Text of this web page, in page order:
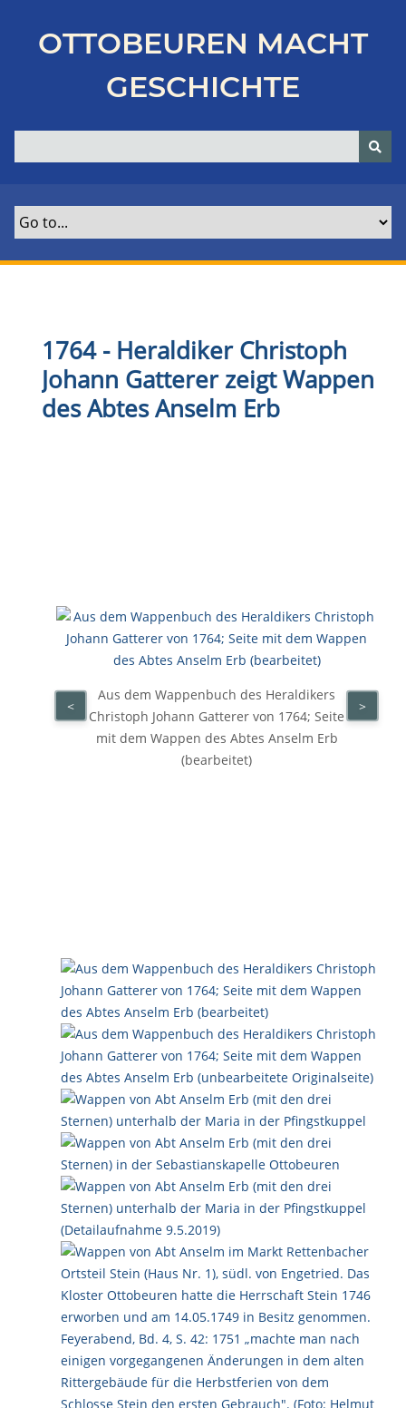
p
OTTOBEUREN MACHT
GESCHICHTE
1764 - Heraldiker Christoph
Johann Gatterer zeigt Wappen
des Abtes Anselm Erb
Aus dem Wappenbuch des Heraldikers
Christoph Johann Gatterer von 1764; Seite
mit dem Wappen des Abtes Anselm Erb
(bearbeitet)
< >